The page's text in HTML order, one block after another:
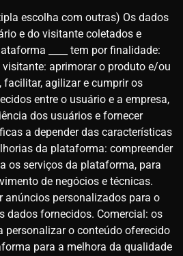
escolha com outras) Os dados
e do visitante coletados e
____ tem por finalidade:
visitante: aprimorar o produto e/ou
facilitar, agilizar e cumprir os
entre o usuário e a empresa,
dos usuários e fornecer
a depender das características
da plataforma: compreender
os serviços da plataforma, para
de negócios e técnicas.
anúncios personalizados para o
dados fornecidos. Comercial: os
personalizar o conteúdo oferecido
para a melhora da qualidade